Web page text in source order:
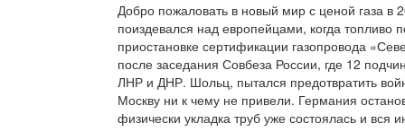
Добро пожаловать в новый мир с ценой газа в
поиздевался над европейцами, когда топливо
приостановке сертификации газопровода
после заседания Совбеза России, где 12
ЛНР и ДНР. Шольц, пытался предотвратить
Москву ни к чему не привели. Германия
физически укладка труб уже состоялась и